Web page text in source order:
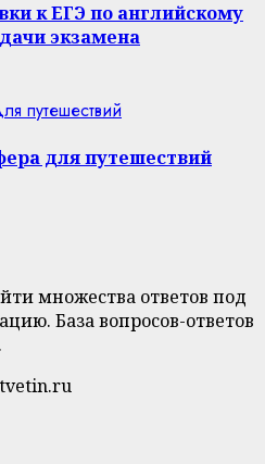
к ЕГЭ по английскому
экзамена
путешествий
для путешествий
множества ответов под
База вопросов-ответов